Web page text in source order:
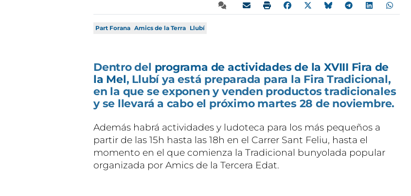
Part Forana Amics de la Terra Llubí
Dentro del programa de actividades de la XVIII Fira de
la Mel, Llubí ya está preparada para la Fira Tradicional,
en la que se exponen y venden productos tradicionales
y se llevará a cabo el próximo martes 28 de noviembre.
Además habrá actividades y ludoteca para los más pequeños a
partir de las 15h hasta las 18h en el Carrer Sant Feliu, hasta el
momento en el que comienza la Tradicional bunyolada popular
organizada por Amics de la Tercera Edat.